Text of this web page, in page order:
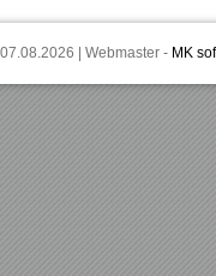
| Webmaster - MK